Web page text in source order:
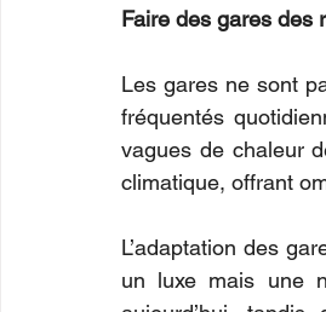
Faire des gares des
Les gares ne sont
fréquentés
vagues de chaleur
climatique, offrant
L’adaptation des
un luxe mais une